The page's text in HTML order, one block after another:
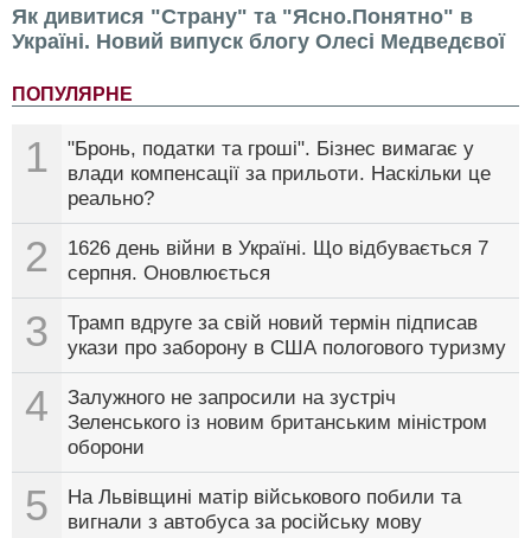
Як дивитися "Страну" та "Ясно.Понятно" в
Україні. Новий випуск блогу Олесі Медведєвої
ПОПУЛЯРНЕ
1
"Бронь, податки та гроші". Бізнес вимагає у
влади компенсації за прильоти. Наскільки це
реально?
2
1626 день війни в Україні. Що відбувається 7
серпня. Оновлюється
3
Трамп вдруге за свій новий термін підписав
укази про заборону в США пологового туризму
4
Залужного не запросили на зустріч
Зеленського із новим британським міністром
оборони
5
На Львівщині матір військового побили та
вигнали з автобуса за російську мову